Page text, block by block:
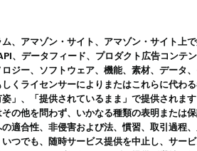
、アマゾン・サイト、アマゾン・サイト上
データフィード、プロダクト広告コンテ
ジー、ソフトウェア、機能、素材、データ
くライセンサーによりまたはこれらに代わ
」、「提供されているまま」で提供されま
の他を問わず、いかなる種類の表明または
適合性、非侵害および法、慣習、取引過程
つでも、随時サービス提供を中止し、サー